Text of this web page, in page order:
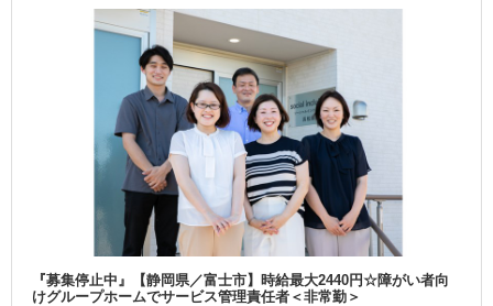
『募集停止中』【静岡県／富士市】時給最大2440円☆障がい者向
けグループホームでサービス管理責任者＜非常勤＞